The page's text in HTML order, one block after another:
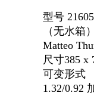
型号
（无水箱
Matteo
尺寸385 x
可变形式
1.32/0.92